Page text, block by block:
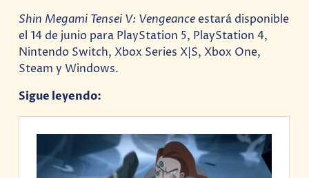
Shin Megami Tensei V: Vengeanceestará disponible
el 14 de junio para PlayStation 5, PlayStation 4,
Nintendo Switch, Xbox Series X|S, Xbox One,
Steam y Windows.
Sigue leyendo: